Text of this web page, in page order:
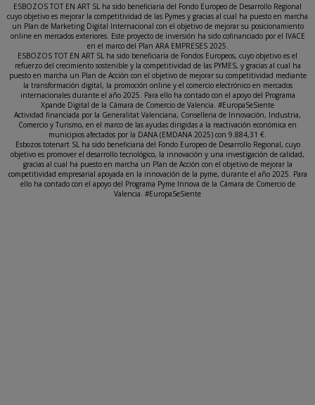
ESBOZOS TOT EN ART SL ha sido beneficiaria del Fondo Europeo de Desarrollo Regional
cuyo objetivo es mejorar la competitividad de las Pymes y gracias al cual ha puesto en marcha
un Plan de Marketing Digital Internacional con el objetivo de mejorar su posicionamiento
online en mercados exteriores. Este proyecto de inversión ha sido cofinanciado por el IVACE
en el marco del Plan ARA EMPRESES 2025.
ESBOZOS TOT EN ART SL ha sido beneficiaria de Fondos Europeos, cuyo objetivo es el
refuerzo del crecimiento sostenible y la competitividad de las PYMES, y gracias al cual ha
puesto en marcha un Plan de Acción con el objetivo de mejorar su competitividad mediante
la transformación digital, la promoción online y el comercio electrónico en mercados
internacionales durante el año 2025. Para ello ha contado con el apoyo del Programa
Xpande Digital de la Cámara de Comercio de Valencia. #EuropaSeSiente
Actividad financiada por la Generalitat Valenciana, Conselleria de Innovación, Industria,
Comercio y Turismo, en el marco de las ayudas dirigidas a la reactivación económica en
municipios afectados por la DANA (EMDANA 2025) con 9.884,31 €.
Esbozos totenart SL ha sido beneficiaria del Fondo Europeo de Desarrollo Regional, cuyo
objetivo es promover el desarrollo tecnológico, la innovación y una investigación de calidad,
gracias al cual ha puesto en marcha un Plan de Acción con el objetivo de mejorar la
competitividad empresarial apoyada en la innovación de la pyme, durante el año 2025. Para
ello ha contado con el apoyo del Programa Pyme Innova de la Cámara de Comercio de
Valencia. #EuropaSeSiente